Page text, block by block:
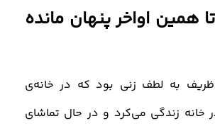
همین اواخر پنهان مانده
به لطف زنی بود که در خانه‌ی
خانه زندگی می‌کرد و در حال تماشای